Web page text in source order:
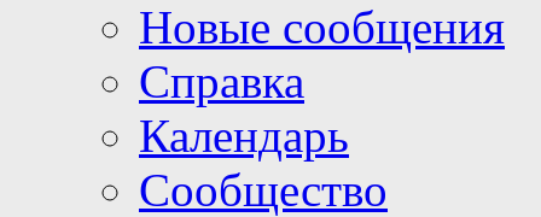
Новые сообщения
Справка
Календарь
Сообщество